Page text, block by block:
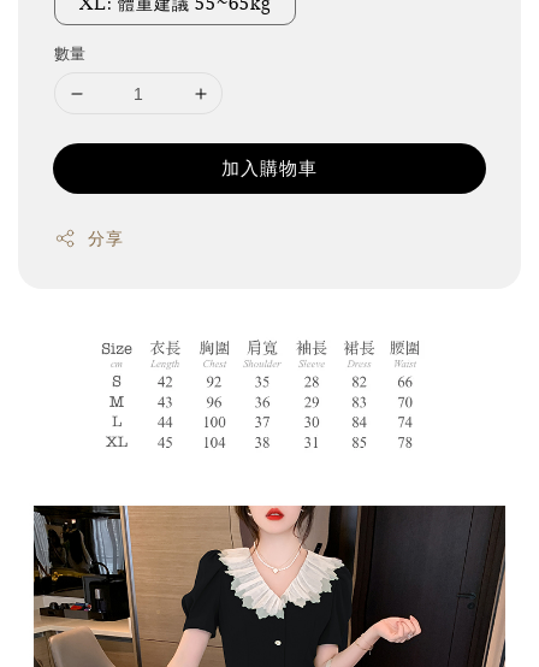
數量
加入購物車
分享